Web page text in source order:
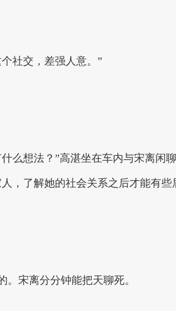
社交，差强人意。”
么想法？”高湛坐在车内与宋离闲聊
，了解她的社会关系之后才能有些
宋离分分钟能把天聊死。